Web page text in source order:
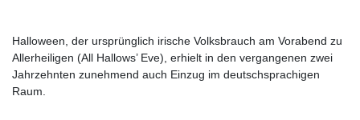
Halloween, der ursprünglich irische Volksbrauch am Vorabend zu
Allerheiligen (All Hallows’ Eve), erhielt in den vergangenen zwei
Jahrzehnten zunehmend auch Einzug im deutschsprachigen
Raum.